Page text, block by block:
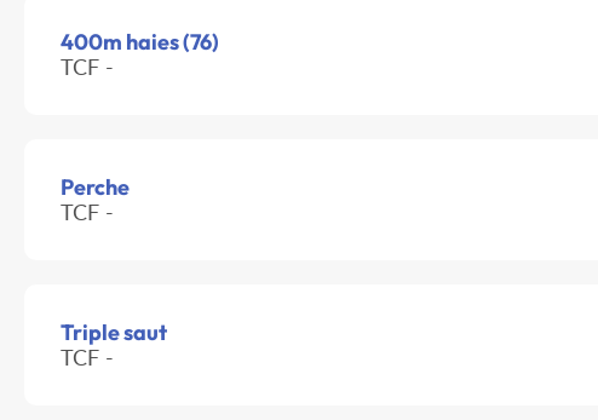
400m haies (76)
TCF -
Perche
TCF -
Triple saut
TCF -